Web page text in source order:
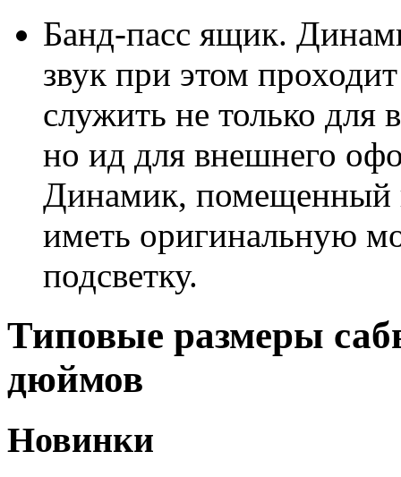
Банд-пасс ящик.
звук при этом
служить не только для
но ид для внешнего
Динамик, помещенный
иметь оригинальную
подсветку.
Типовые размеры
дюймов
Новинки